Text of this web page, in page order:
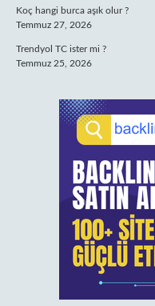
Koç hangi burca aşık olur ?
Temmuz 27, 2026
Trendyol TC ister mi ?
Temmuz 25, 2026